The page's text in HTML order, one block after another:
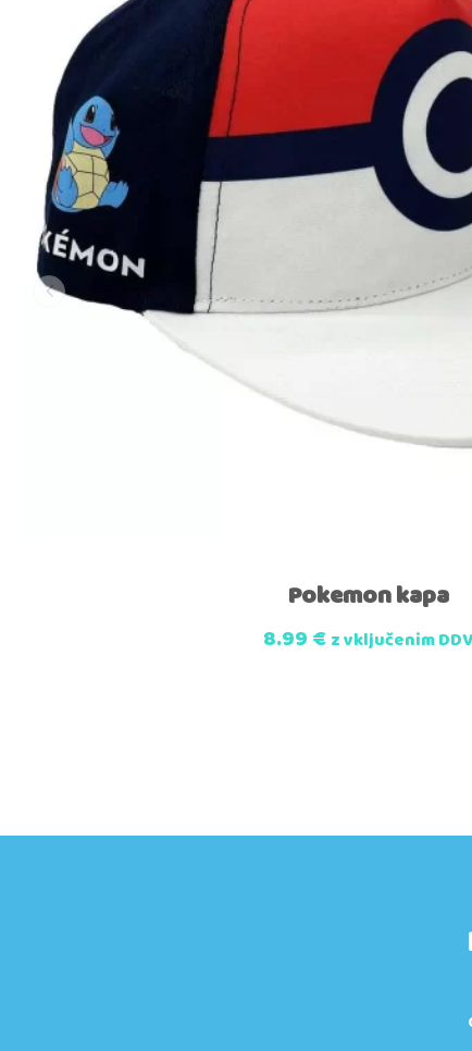
Pokemon kapa
8.99€ z vključenim DDV